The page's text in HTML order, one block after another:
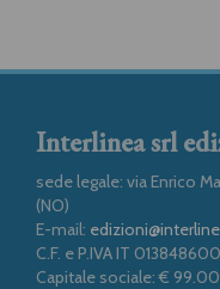
Interlinea srl
sede legale: via Enrico
(NO)
E-mail:
C.F. e P.IVA IT
Capitale sociale: €